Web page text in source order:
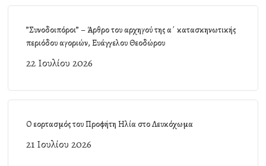
”Συνοδοιπόροι” – Άρθρο του αρχηγού της α΄ κατασκηνωτικής
περιόδου αγοριών, Ευάγγελου Θεοδώρου
22 Ιουλίου 2026
Ο εορτασμός του Προφήτη Ηλία στο Λευκόχωμα
21 Ιουλίου 2026